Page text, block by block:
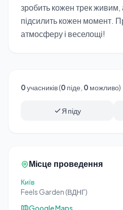
зробить кожен трек живим,
підсилить кожен момент.
атмосферу і веселощі!
0учасників (0 піде, 0 можливо)
Я піду
Місце проведення
Київ
Feels Garden (ВДНГ)
Google Maps